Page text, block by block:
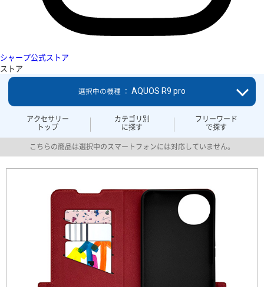
シャープ公式ストア
ストア
アクセサリー
トップ
カテゴリ別
に探す
フリーワード
で探す
選択中の機種 ： AQUOS R9 pro
こちらの商品は選択中のスマートフォンには対応していません。